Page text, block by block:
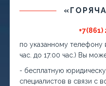
+7(861)
по указанному
час. до 17:00 час.) Вы
- бесплатную
специалистов в связи с